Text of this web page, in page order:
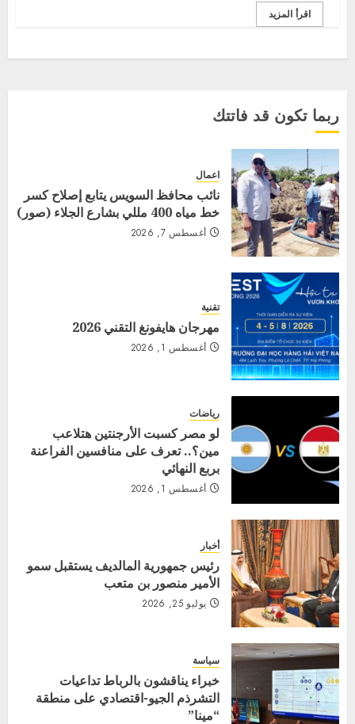
اقرأ المزيد
ربما تكون قد فاتتك
اعمال
نائب محافظ السويس يتابع إصلاح كسر
خط مياه 400 مللي بشارع الجلاء (صور)
أغسطس 7, 2026
تقنية
مهرجان هايفونغ التقني 2026
أغسطس 1, 2026
رياضات
لو مصر كسبت الأرجنتين هتلاعب
مين؟.. تعرف على منافسين الفراعنة
بربع النهائي
أغسطس 1, 2026
أخبار
رئيس جمهورية المالديف يستقبل سمو
الأمير منصور بن متعب
يوليو 25, 2026
سياسة
خبراء يناقشون بالرباط تداعيات
التشرذم الجيو-اقتصادي على منطقة
“مينا”